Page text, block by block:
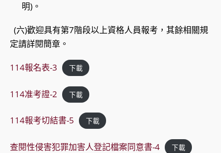
明)。
(六)歡迎具有第7階段以上資格人員報考，其餘相關規
定請詳閱簡章。
114報名表-3 下載
114准考證-2 下載
114報考切結書-5 下載
查閱性侵害犯罪加害人登記檔案同意書-4 下載